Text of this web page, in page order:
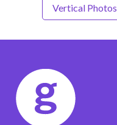
Vertical Photos